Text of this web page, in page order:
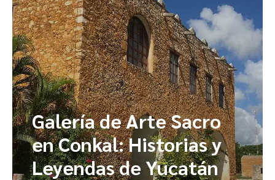
Galería de Arte Sacro
en Conkal: Historias y
Leyendas de Yucatán